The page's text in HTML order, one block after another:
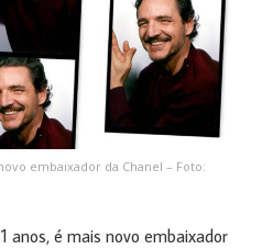
embaixador da Chanel – Foto:
anos, é mais novo embaixador